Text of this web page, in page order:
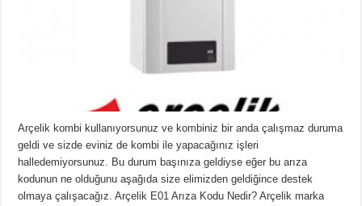
Arçelik kombi kullanıyorsunuz ve kombiniz bir anda çalışmaz duruma
geldi ve sizde eviniz de kombi ile yapacağınız işleri
halledemiyorsunuz. Bu durum başınıza geldiyse eğer bu arıza
kodunun ne olduğunu aşağıda size elimizden geldiğince destek
olmaya çalışacağız. Arçelik E01 Arıza Kodu Nedir? Arçelik marka